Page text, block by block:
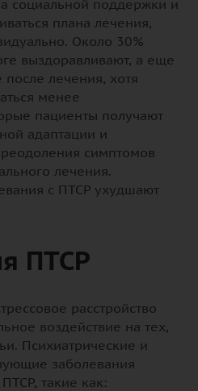
социальной поддержки и
плана лечения,
Около 30%
выздоравливают, а еще
после лечения, хотя
менее
пациенты получают
адаптации и
симптомов
лечения.
с ПТСР ухудшают
ПТСР
расстройство
воздействие на тех,
Психиатрические и
заболевания
такие как: